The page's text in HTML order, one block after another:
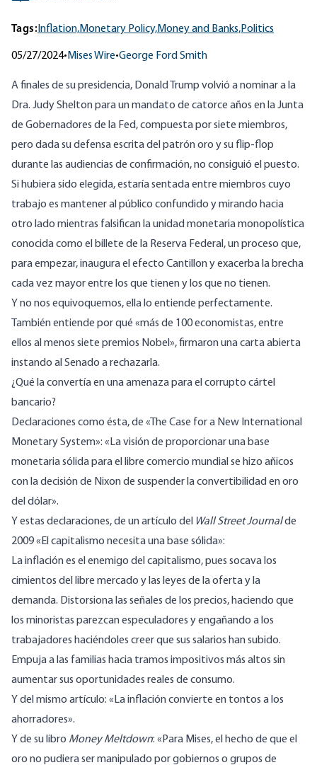
Tags: Inflation,Monetary Policy,Money and Banks,Politics
05/27/2024• Mises Wire•George Ford Smith
A finales de su presidencia, Donald Trump volvió a nominar a la
Dra. Judy Shelton para un mandato de catorce años en la Junta
de Gobernadores de la Fed, compuesta por siete miembros,
pero dada su defensa escrita del patrón oro y su flip-flop
durante las audiencias de confirmación, no consiguió el puesto.
Si hubiera sido elegida, estaría sentada entre miembros cuyo
trabajo es mantener al público confundido y mirando hacia
otro lado mientras falsifican la unidad monetaria monopolística
conocida como el billete de la Reserva Federal, un proceso que,
para empezar, inaugura el efecto Cantillony exacerba la brecha
cada vez mayor entre los que tienen y los que no tienen.
Y no nos equivoquemos, ella lo entiende perfectamente.
También entiende por qué «más de 100 economistas, entre
ellos al menos siete premios Nobel»,firmaron una carta abierta
instando al Senado a rechazarla.
¿Qué la convertía en una amenaza para el corrupto cártel
bancario?
Declaraciones como ésta, de «The Case for a New International
Monetary System»: «La visión de proporcionar una base
monetaria sólida para el libre comercio mundial se hizo añicos
con la decisión de Nixon de suspender la convertibilidad en oro
del dólar».
Y estas declaraciones, de unartículo del Wall Street Journalde
2009 «El capitalismo necesita una base sólida»:
La inflación es el enemigo del capitalismo, pues socava los
cimientos del libre mercado y las leyes de la oferta y la
demanda. Distorsiona las señales de los precios, haciendo que
los minoristas parezcan especuladores y engañando a los
trabajadores haciéndoles creer que sus salarios han subido.
Empuja a las familias hacia tramos impositivos más altos sin
aumentar sus oportunidades reales de consumo.
Y del mismo artículo: «La inflación convierte en tontos a los
ahorradores».
Y de su libro Money Meltdown: «Para Mises, el hecho de que el
oro no pudiera ser manipulado por gobiernos o grupos de